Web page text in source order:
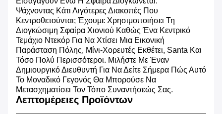
Ψάχνοντας Κάτι Λιγότερες Διακοπές Που
Κεντροθετούνται; Έχουμε Χρησιμοποιήσει Τη
Διογκώσιμη Σφαίρα Χιονιού Καθώς Ένα Κεντρικό
Τεμάχιο Ντεκόρ Για Να Χτίσει Μια Εικονική
Παράσταση Πόλης, Μίνι-Χορευτές Εκθέτει, Santa Και
Τόσο Πολύ Περισσότεροι. Μιλήστε Με Έναν
Δημιουργικό Διευθυντή Για Να Δείτε Σήμερα Πώς Αυτό
Το Μοναδικό Γεγονός Θα Μπορούσε Να
Μετασχηματίσει Τον Τόπο Συναντήσεώς Σας.
Λεπτομέρειες Προϊόντων